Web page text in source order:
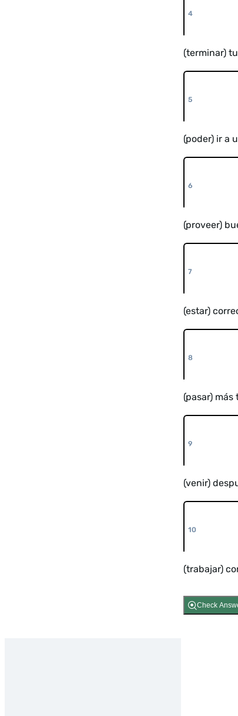
(terminar)
(poder) ir a
(proveer)
(estar)
(pasar)
(venir)
(trabajar)
Check